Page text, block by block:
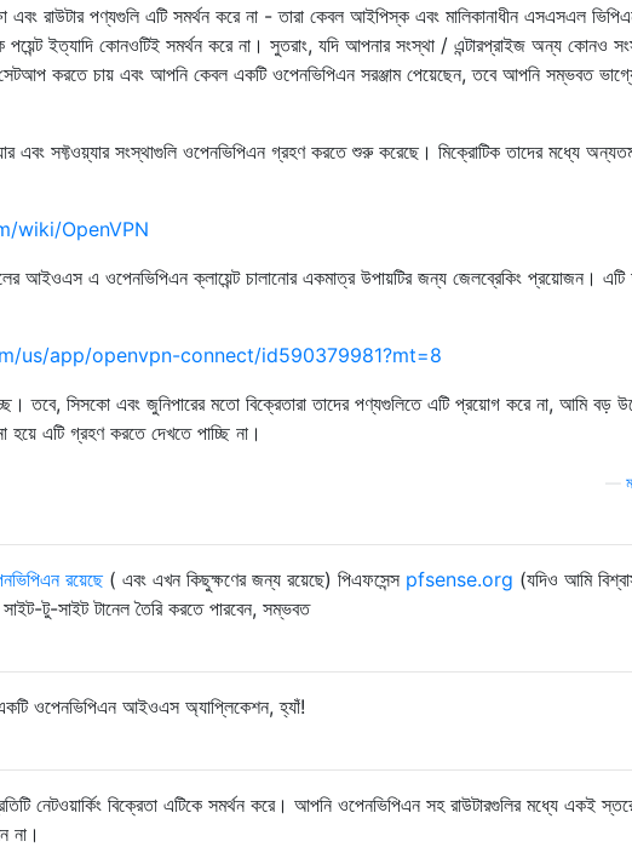
এবং রাউটার পণ্যগুলি এটি সমর্থন করে না - তারা কেবল আইপিস্ক এবং মালিকানাধীন এসএসএল
ইত্যাদি কোনওটিই সমর্থন করে না। সুতরাং, যদি আপনার সংস্থা / এন্টারপ্রাইজ অন্য কোনও
করতে চায় এবং আপনি কেবল একটি ওপেনভিপিএন সরঞ্জাম পেয়েছেন, তবে আপনি সম্ভবত
এবং সফ্টওয়্যার সংস্থাগুলি ওপেনভিপিএন গ্রহণ করতে শুরু করেছে। মিক্রোটিক তাদের মধ্যে
wiki/OpenVPN
আইওএস এ ওপেনভিপিএন ক্লায়েন্ট চালানোর একমাত্র উপায়টির জন্য জেলব্রেকিং প্রয়োজন।
us/app/openvpn-connect/id590379981?mt=8
তবে, সিসকো এবং জুনিপারের মতো বিক্রেতারা তাদের পণ্যগুলিতে এটি প্রয়োগ করে না, আমি বড়
এটি গ্রহণ করতে দেখতে পাচ্ছি না।
রয়েছে( এবং এখন কিছুক্ষণের জন্য রয়েছে) পিএফসেন্স pfsense.org (যদিও আমি
টু-সাইট টানেল তৈরি করতে পারবেন, সম্ভবত
ওপেনভিপিএন আইওএস অ্যাপ্লিকেশন, হ্যাঁ!
নেটওয়ার্কিং বিক্রেতা এটিকে সমর্থন করে। আপনি ওপেনভিপিএন সহ রাউটারগুলির মধ্যে একই
না।